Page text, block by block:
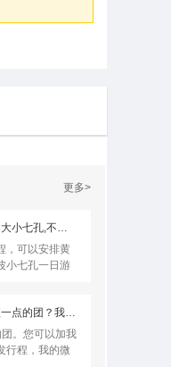
更多>
只去黄果树和大小七孔,不去苗寨有吗
，可以安排黄
小七孔一日游
有没有时间短一点的团？我只有4天时间，想去梵净山，黄果树，苗寨，小七孔
。您可以加我
行程，我的微